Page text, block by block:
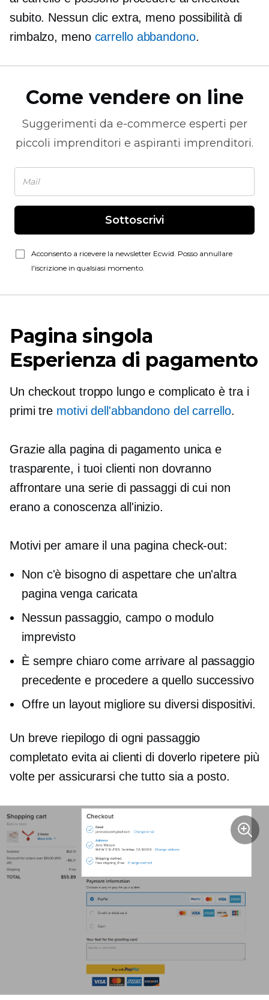
subito. Nessun clic extra, meno possibilità di
rimbalzo, meno carrello abbandono.
Come vendere on line
Suggerimenti da e-commerce esperti per
piccoli imprenditori e aspiranti imprenditori.
Sottoscrivi
Acconsento a ricevere la newsletter Ecwid. Posso annullare
l'iscrizione in qualsiasi momento.
Pagina singola
Esperienza di pagamento
Un checkout troppo lungo e complicato è tra i
primi tre motivi dell'abbandono del carrello.
Grazie alla pagina di pagamento unica e
trasparente, i tuoi clienti non dovranno
affrontare una serie di passaggi di cui non
erano a conoscenza all'inizio.
Motivi per amare il una pagina check-out:
Non c'è bisogno di aspettare che un'altra
pagina venga caricata
Nessun passaggio, campo o modulo
imprevisto
È sempre chiaro come arrivare al passaggio
precedente e procedere a quello successivo
Offre un layout migliore su diversi dispositivi.
Un breve riepilogo di ogni passaggio
completato evita ai clienti di doverlo ripetere più
volte per assicurarsi che tutto sia a posto.